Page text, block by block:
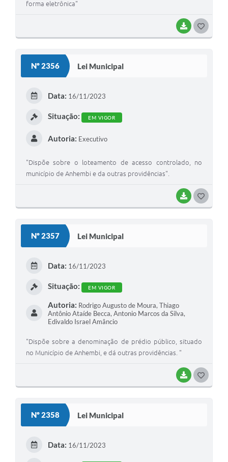
BAIXAR
forma eletrônica"
Nº 2356 Lei Municipal
BAIXAR
Data: 16/11/2023
Situação: EM VIGOR
Autoria: Executivo
"Dispõe sobre o loteamento de acesso controlado, no
município de Anhembi e da outras providências".
Nº 2357 Lei Municipal
BAIXAR
Data: 16/11/2023
Situação: EM VIGOR
Autoria: Rodrigo Augusto de Moura, Thiago
Antônio Ataíde Becca, Antonio Marcos da Silva,
Edivaldo Israel Amâncio
"Dispõe sobre a denominação de prédio público, situado
no Município de Anhembi, e dá outras providências. "
Nº 2358 Lei Municipal
Data: 16/11/2023